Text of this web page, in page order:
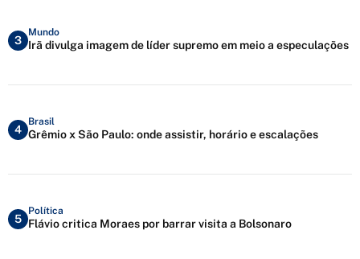
3
Mundo
Irã divulga imagem de líder supremo em meio a especulações
4
Brasil
Grêmio x São Paulo: onde assistir, horário e escalações
5
Política
Flávio critica Moraes por barrar visita a Bolsonaro